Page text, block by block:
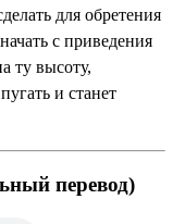
для обретения
с приведения
ту высоту,
и станет
перевод)